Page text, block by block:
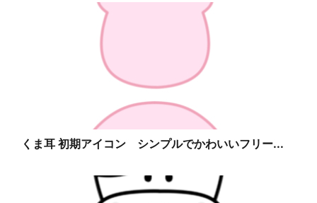
くま耳 初期アイコン シンプルでかわいいフリー...